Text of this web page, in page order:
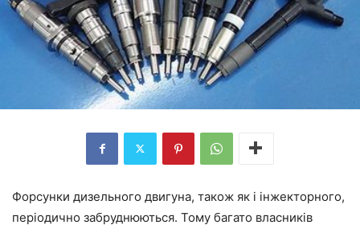
Форсунки дизельного двигуна, також як і інжекторного,
періодично забруднюються. Тому багато власників